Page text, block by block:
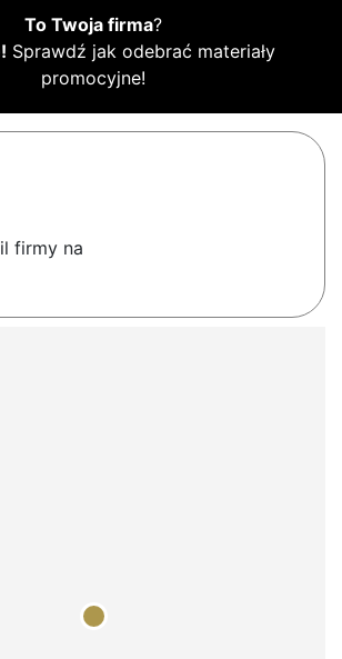
To Twoja firma?
Sprawdź jak odebrać materiały
promocyjne!
firmy na